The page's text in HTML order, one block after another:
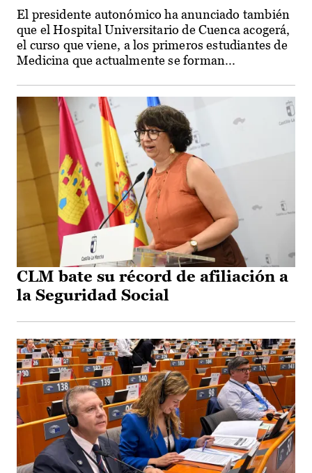
El presidente autonómico ha anunciado también
que el Hospital Universitario de Cuenca acogerá,
el curso que viene, a los primeros estudiantes de
Medicina que actualmente se forman...
CLM bate su récord de afiliación a
la Seguridad Social